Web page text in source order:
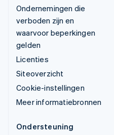
Ondernemingen die
verboden zijn en
waarvoor beperkingen
gelden
Licenties
Siteoverzicht
Cookie-instellingen
Meer informatiebronnen
Ondersteuning